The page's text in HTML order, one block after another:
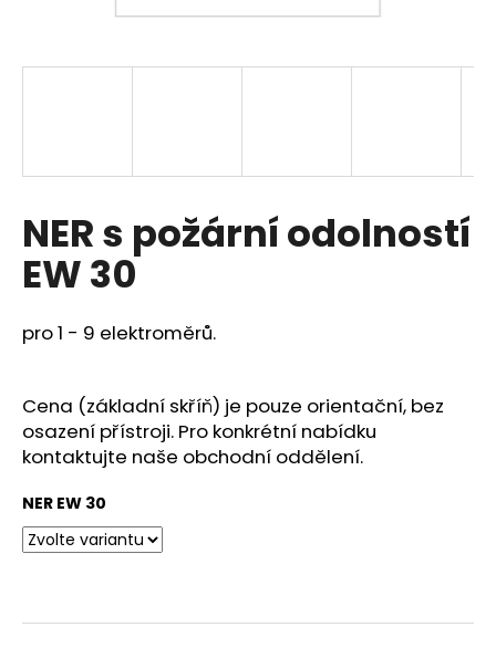
NER s požární odolností
EW 30
pro 1 - 9 elektroměrů.
Cena (základní skříň) je pouze orientační, bez
osazení přístroji. Pro konkrétní nabídku
kontaktujte naše obchodní oddělení.
NER EW 30
n
t
?
HLEDAT
D
o
p
o
r
u
j